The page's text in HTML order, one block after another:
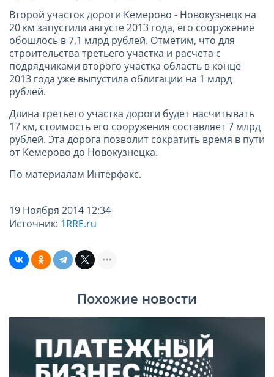
Второй участок дороги Кемерово - Новокузнецк на
20 км запустили августе 2013 года, его сооружение
обошлось в 7,1 млрд рублей. Отметим, что для
строительства третьего участка и расчета с
подрядчиками второго участка область в конце
2013 года уже выпустила облигации на 1 млрд
рублей.
Длина третьего участка дороги будет насчитывать
17 км, стоимость его сооружения составляет 7 млрд
рублей. Эта дорога позволит сократить время в пути
от Кемерово до Новокузнецка.
По материалам Интерфакс.
19 Ноября 2014 12:34
Источник: 1RRE.ru
Похожие новости